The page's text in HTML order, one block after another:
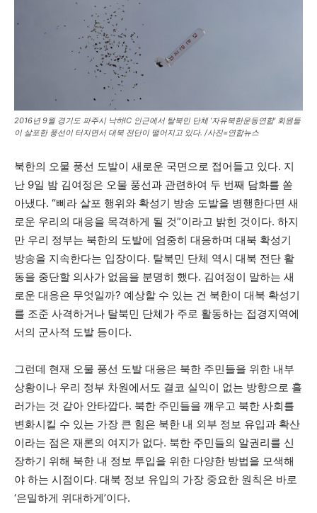
2016년 9월 경기도 파주시 낙하IC 인근에서 탈북민 단체 ‘자유북한운동연합’ 회원들
이 살포한 풍선이 터지면서 대북 전단이 떨어지고 있다. /사진=연합뉴스
북한의 오물 풍선 도발이 새로운 국면으로 접어들고 있다. 지
난 9일 밤 김여정은 오물 풍선과 관련하여 두 번째 담화를 쏟
아냈다. “삐라 살포 행위와 확성기 방송 도발을 병행한다면 새
로운 우리의 대응을 목격하게 될 것”이라고 밝힌 것이다. 하지
만 우리 정부는 북한의 도발에 엄중히 대응하며 대북 확성기
방송을 지속한다는 입장이다. 탈북민 단체 역시 대북 전단 활
동을 중단할 의사가 없음을 분명히 했다. 김여정이 말하는 새
로운 대응은 무엇일까? 예상할 수 있는 건 북한이 대북 확성기
를 조준 사격하거나 탈북민 단체가 주로 활동하는 접경지역에
서의 군사적 도발 등이다.
그런데 현재 오물 풍선 도발 대응은 북한 주민들을 위한 내부
상황이나 우리 정부 차원에서도 결코 실익이 없는 방향으로 흘
러가는 것 같아 안타깝다. 북한 주민들을 깨우고 북한 사회를
변화시킬 수 있는 가장 큰 힘은 북한 내 외부 정보 유입과 확산
이라는 점은 재론의 여지가 없다. 북한 주민들의 알권리를 신
장하기 위해 북한 내 정보 투입을 위한 다양한 방법을 모색해
야 하는 시점이다. 대북 정보 유입의 가장 중요한 원칙은 바로
‘은밀하게 위대하게’이다.